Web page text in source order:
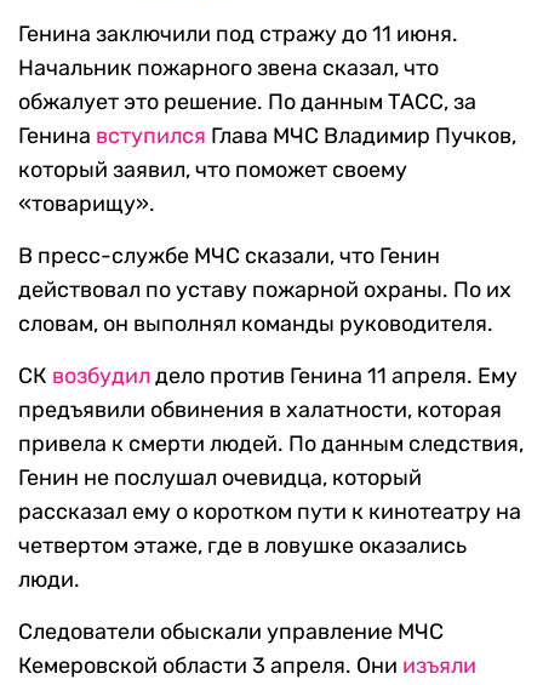
Генина заключили под стражу до 11 июня.
Начальник пожарного звена сказал, что
обжалует это решение. По данным ТАСС, за
Генина вступился Глава МЧС Владимир Пучков,
который заявил, что поможет своему
«товарищу».
В пресс-службе МЧС сказали, что Генин
действовал по уставу пожарной охраны. По их
словам, он выполнял команды руководителя.
СК возбудил дело против Генина 11 апреля. Ему
предъявили обвинения в халатности, которая
привела к смерти людей. По данным следствия,
Генин не послушал очевидца, который
рассказал ему о коротком пути к кинотеатру на
четвертом этаже, где в ловушке оказались
люди.
Следователи обыскали управление МЧС
Кемеровской области 3 апреля. Они изъяли